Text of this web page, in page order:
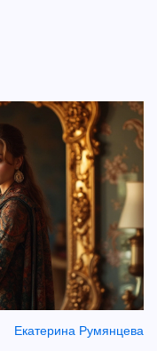
Екатерина Румянцева